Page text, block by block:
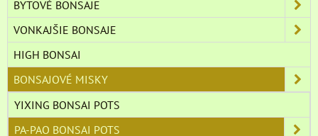
BYTOVÉ BONSAJE
VONKAJŠIE BONSAJE
HIGH BONSAI
BONSAJOVÉ MISKY
YIXING BONSAI POTS
PA-PAO BONSAI POTS